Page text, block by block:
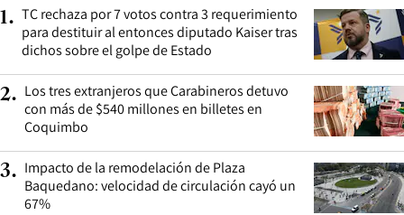
1. TC rechaza por 7 votos contra 3 requerimiento
para destituir al entonces diputado Kaiser tras
dichos sobre el golpe de Estado
2. Los tres extranjeros que Carabineros detuvo
con más de $540 millones en billetes en
Coquimbo
3. Impacto de la remodelación de Plaza
Baquedano: velocidad de circulación cayó un
67%